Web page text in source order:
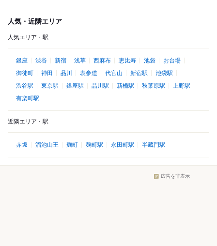
人気・近隣エリア
人気エリア・駅
銀座 渋谷 新宿 浅草 西麻布 恵比寿 池袋
お台場
御徒町
神田 品川 表参道 代官山 新宿駅
池袋駅
渋谷駅
東京駅 銀座駅 品川駅 新橋駅 秋葉原駅
上野駅
有楽町駅
近隣エリア・駅
赤坂 溜池山王 麹町 麹町駅 永田町駅 半蔵門駅
広告を非表示